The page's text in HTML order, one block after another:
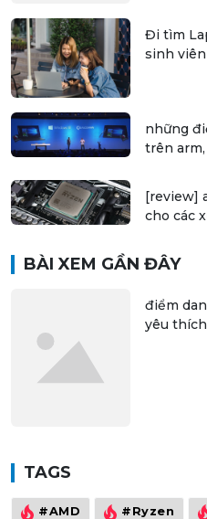
Đi tìm
sinh viên
những
trên
[review]
cho các
BÀI XEM GẦN ĐÂY
điểm
yêu
TAGS
#AMD #Ryzen